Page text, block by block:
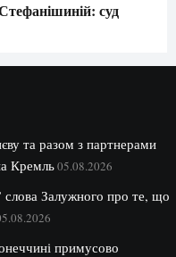
суд
та разом з партнерами
Кремль05.08.2026
слова Залужного про те, що
примусово